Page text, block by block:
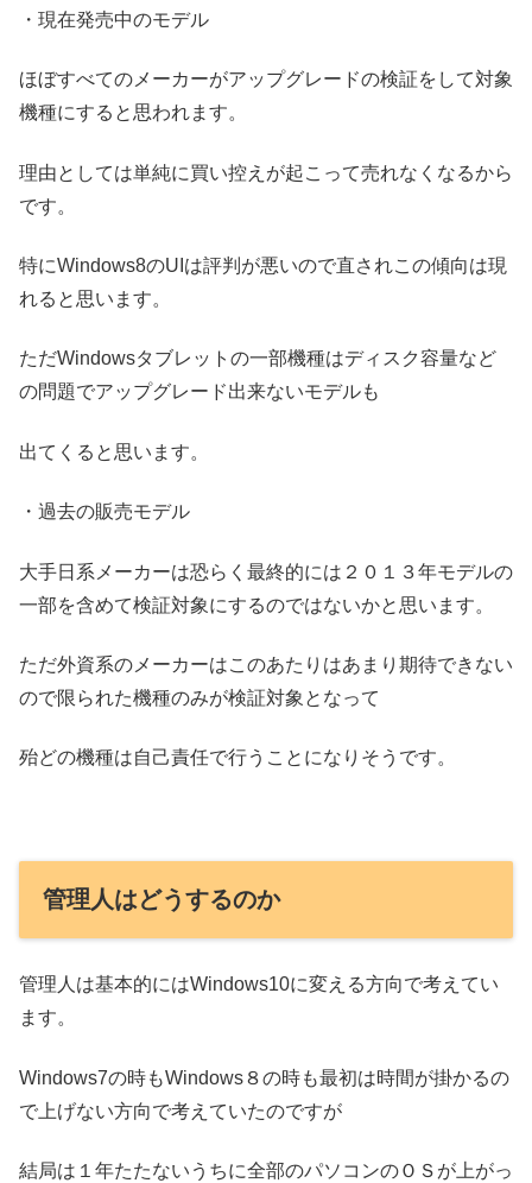
・現在発売中のモデル
ほぼすべてのメーカーがアップグレードの検証をして対象
機種にすると思われます。
理由としては単純に買い控えが起こって売れなくなるから
です。
特にWindows8のUIは評判が悪いので直されこの傾向は現
れると思います。
ただWindowsタブレットの一部機種はディスク容量など
の問題でアップグレード出来ないモデルも
出てくると思います。
・過去の販売モデル
大手日系メーカーは恐らく最終的には２０１３年モデルの
一部を含めて検証対象にするのではないかと思います。
ただ外資系のメーカーはこのあたりはあまり期待できない
ので限られた機種のみが検証対象となって
殆どの機種は自己責任で行うことになりそうです。
管理人はどうするのか
管理人は基本的にはWindows10に変える方向で考えてい
ます。
Windows7の時もWindows８の時も最初は時間が掛かるの
で上げない方向で考えていたのですが
結局は１年たたないうちに全部のパソコンのＯＳが上がっ